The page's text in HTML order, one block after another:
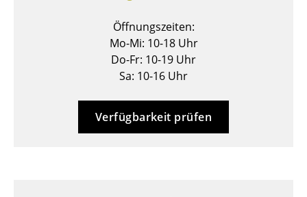
Gartenstühle
Öffnungszeiten:
Mo-Mi: 10-18 Uhr
Do-Fr: 10-19 Uhr
Sa: 10-16 Uhr
Verfügbarkeit prüfen